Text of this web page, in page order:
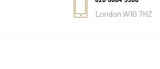
London W1G 7HZ